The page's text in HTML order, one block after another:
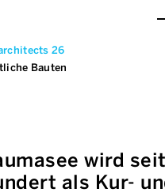
26
Bauten
wird
als Kur-